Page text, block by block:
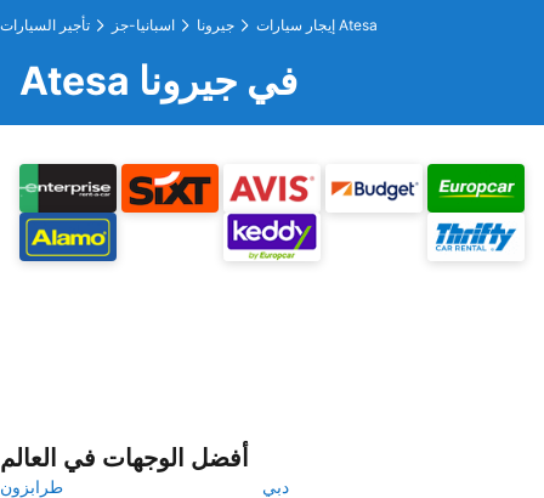
تأجير السيارات اسبانيا-جز جيرونا إيجار سيارات Atesa
Atesa في جيرونا
أفضل الوجهات في العالم
طرابزون
دبي